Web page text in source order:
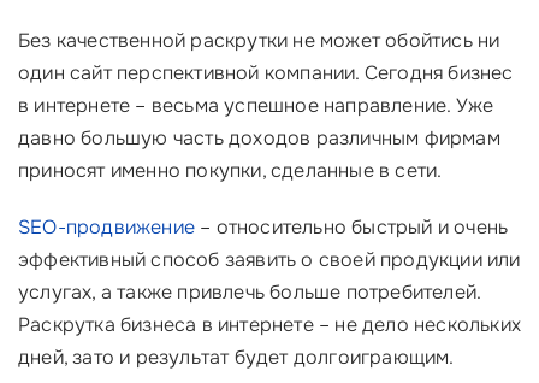
Без качественной раскрутки не может обойтись ни
один сайт перспективной компании. Сегодня бизнес
в интернете – весьма успешное направление. Уже
давно большую часть доходов различным фирмам
приносят именно покупки, сделанные в сети.
SEO-продвижение – относительно быстрый и очень
эффективный способ заявить о своей продукции или
услугах, а также привлечь больше потребителей.
Раскрутка бизнеса в интернете – не дело нескольких
дней, зато и результат будет долгоиграющим.